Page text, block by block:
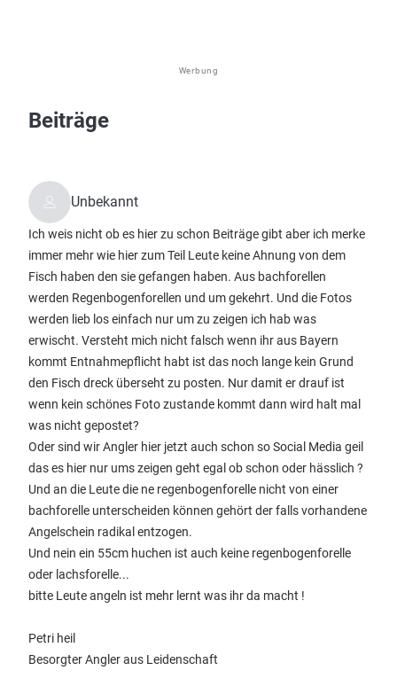
Werbung
Beiträge
Unbekannt
Ich weis nicht ob es hier zu schon Beiträge gibt aber ich merke
immer mehr wie hier zum Teil Leute keine Ahnung von dem
Fisch haben den sie gefangen haben. Aus bachforellen
werden Regenbogenforellen und um gekehrt. Und die Fotos
werden lieb los einfach nur um zu zeigen ich hab was
erwischt. Versteht mich nicht falsch wenn ihr aus Bayern
kommt Entnahmepflicht habt ist das noch lange kein Grund
den Fisch dreck überseht zu posten. Nur damit er drauf ist
wenn kein schönes Foto zustande kommt dann wird halt mal
was nicht gepostet?
Oder sind wir Angler hier jetzt auch schon so Social Media geil
das es hier nur ums zeigen geht egal ob schon oder hässlich ?
Und an die Leute die ne regenbogenforelle nicht von einer
bachforelle unterscheiden können gehört der falls vorhandene
Angelschein radikal entzogen.
Und nein ein 55cm huchen ist auch keine regenbogenforelle
oder lachsforelle...
bitte Leute angeln ist mehr lernt was ihr da macht !
Petri heil
Besorgter Angler aus Leidenschaft